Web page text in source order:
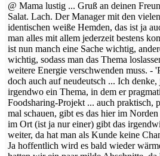
@ Mama lustig ... Gruß an deinen
Salat. Lach. Der Manager mit den
identischen weiße Hemden, das ist ja
man alles mit allem jederzeit bestens
ist nun manch eine Sache wichtig,
wichtig, sodass man das Thema
weitere Energie verschwenden muss. -
doch auch auf neudeutsch ... Ich
irgendwo ein Thema, in dem er
Foodsharing-Projekt ... auch praktisch,
mal schauen, gibt es das hier im
im Ort (ist ja nur einer) gibt das
weiter, da hat man als Kunde keine
Ja hoffentlich wird es bald wieder